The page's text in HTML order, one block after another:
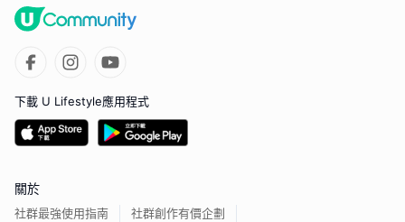
下載 U Lifestyle應用程式
關於
社群最強使用指南 社群創作有價企劃